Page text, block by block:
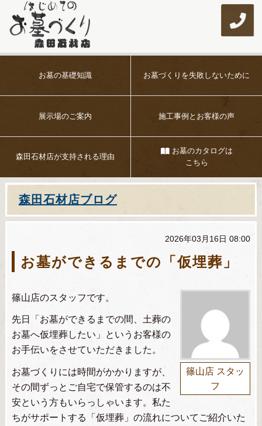
お墓の基礎知識 お墓づくりを失敗しないために
展示場のご案内 施工事例とお客様の声
森田石材店が支持される理由
お墓のカタログは
こちら
森田石材店ブログ
お墓ができるまでの「仮埋葬」
2026年03月16日 08:00
篠山店 スタッ
フ
篠山店のスタッフです。
先日「お墓ができるまでの間、土葬の
お墓へ仮埋葬したい」というお客様の
お手伝いをさせていただきました。
お墓づくりには時間がかかりますが、
その間ずっとご自宅で保管するのは不
安という方もいらっしゃいます。私た
ちがサポートする「仮埋葬」の流れについてご紹介いた